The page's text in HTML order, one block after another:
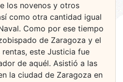
los novenos y otros
como otra cantidad igual
Como por ese tiempo
de Zaragoza y el
este Justicia fue
de aquél. Asistió a las
la ciudad de Zaragoza en